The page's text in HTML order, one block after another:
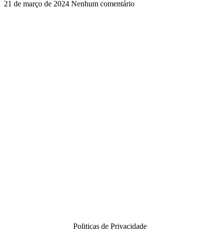
21 de março de 2024 Nenhum comentário
Politicas de Privacidade